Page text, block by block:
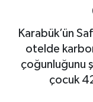
Karabük’ün
otelde
çoğunluğunu
çocuk
Künye
Son Dakika
Haber Arşivi